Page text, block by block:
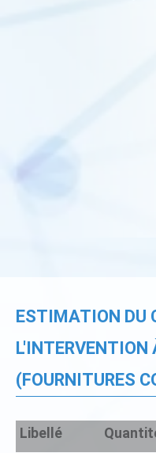
ESTIMATION DU
L'INTERVENTION
(FOURNITURES
Libellé